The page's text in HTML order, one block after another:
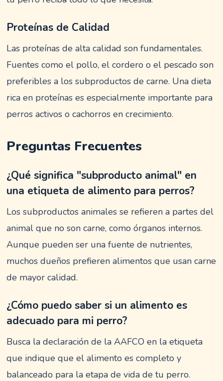
Proteínas de Calidad
Las proteínas de alta calidad son fundamentales.
Fuentes como el pollo, el cordero o el pescado son
preferibles a los subproductos de carne. Una dieta
rica en proteínas es especialmente importante para
perros activos o cachorros en crecimiento.
Preguntas Frecuentes
¿Qué significa "subproducto animal" en
una etiqueta de alimento para perros?
Los subproductos animales se refieren a partes del
animal que no son carne, como órganos internos.
Aunque pueden ser una fuente de nutrientes,
muchos dueños prefieren alimentos que usan carne
de mayor calidad.
¿Cómo puedo saber si un alimento es
adecuado para mi perro?
Busca la declaración de la AAFCO en la etiqueta
que indique que el alimento es completo y
balanceado para la etapa de vida de tu perro.